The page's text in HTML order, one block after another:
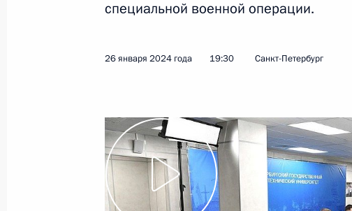
Беседа с работниками «Уралвагонзавода»
15 февраля 2024 года, 18:35 Нижний Тагил
специальной военной операции.
26 января 2024 года 19:30 Санкт-Петербург